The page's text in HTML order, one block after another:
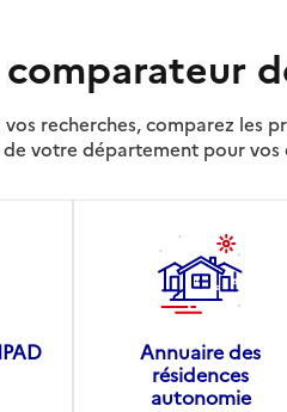
recherches, comparez les
votre département pour vos
Annuaire des
résidences
autonomie